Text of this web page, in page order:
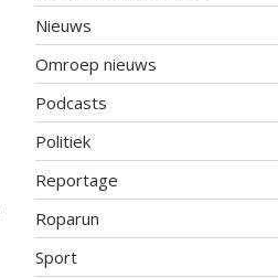
Nieuws
Omroep nieuws
Podcasts
Politiek
Reportage
Roparun
Sport